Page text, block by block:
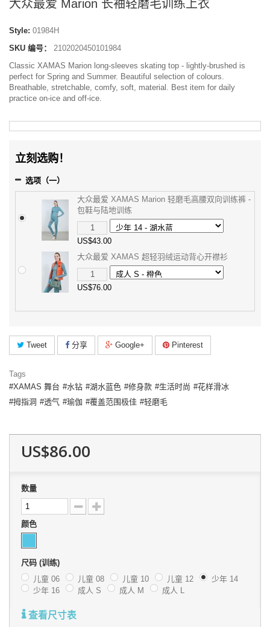
大众最爱 Marion 长袖轻磨毛训练上衣
Style: 01984H
SKU 编号：
2102020450101984
Classic XAMAS Marion long-sleeves skating top - lightly-brushed is
perfect for Spring and Summer. Beautiful selection of colours.
Breathable, stretchable, comfy, soft, material. Best item for daily
practice on-ice and off-ice.
立刻选购！
选项（一）
大众最爱 XAMAS Marion 轻磨毛高腰双向训练裤 -
包鞋与陆地训练
US$43.00
大众最爱 XAMAS 超轻羽绒运动背心开襟衫
US$76.00
Tweet 分享 Google+ Pinterest
Tags
XAMAS 舞台
水钻 湖水蓝色 修身款 生活时尚
花样滑冰
拇指洞
透气 瑜伽 覆盖范围极佳 轻磨毛
US$86.00
数量
颜色
尺码 (训练)
儿童 06
儿童 08 儿童 10 儿童 12
少年 14
少年 16
成人 S 成人 M 成人 L
查看尺寸表